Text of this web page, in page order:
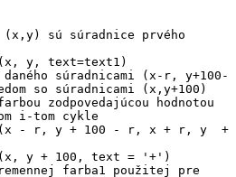
so súradnicami (x,y+100)
zodpovedajúcou hodnotou
i-tom cykle